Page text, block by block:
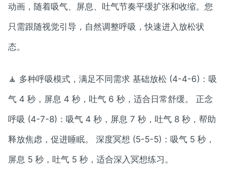
动画，随着吸气、屏息、吐气节奏平缓扩张和收缩。您
只需跟随视觉引导，自然调整呼吸，快速进入放松状
态。
🧘 多种呼吸模式，满足不同需求 基础放松 (4-4-6)：吸
气 4 秒，屏息 4 秒，吐气 6 秒，适合日常舒缓。 正念
呼吸 (4-7-8)：吸气 4 秒，屏息 7 秒，吐气 8 秒，帮助
释放焦虑，促进睡眠。 深度冥想 (5-5-5)：吸气 5 秒，
屏息 5 秒，吐气 5 秒，适合深入冥想练习。